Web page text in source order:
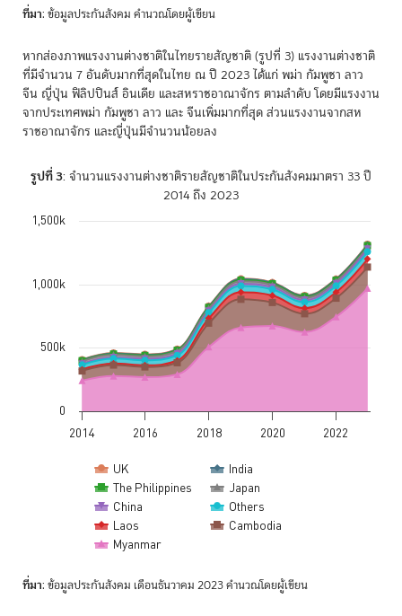
End of interactive chart.
ที่มา: ข้อมูลประกันสังคม คำนวณโดยผู้เขียน
หากส่องภาพแรงงานต่างชาติในไทยรายสัญชาติ (รูปที่ 3) แรงงานต่างชาติ
ที่มีจำนวน 7 อันดับมากที่สุดในไทย ณ ปี 2023 ได้แก่ พม่า กัมพูชา ลาว
จีน ญี่ปุ่น ฟิลิปปินส์ อินเดีย และสหราชอาณาจักร ตามลำดับ โดยมีแรงงาน
จากประเทศพม่า กัมพูชา ลาว และ จีนเพิ่มมากที่สุด ส่วนแรงงานจากสห
ราชอาณาจักร และญี่ปุ่นมีจำนวนน้อยลง
รูปที่ 3: จำนวนแรงงานต่างชาติรายสัญชาติในประกันสังคมมาตรา 33 ปี
2014 ถึง 2023
Chart
The chart has 1 X axis displaying Time. Data ranges from 2014-
The chart has 1 Y axis displaying values. Data ranges from 241461 to
UK
India
The Philippines
Japan
China
Others
Laos
Cambodia
Myanmar
2014 2016 2018 2020 2022
0
500k
1,000k
1,500k
End of interactive chart.
ที่มา: ข้อมูลประกันสังคม เดือนธันวาคม 2023 คำนวณโดยผู้เขียน